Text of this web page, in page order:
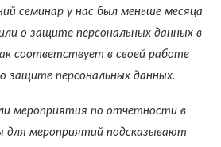
семинар у нас был меньше месяца
о защите персональных данных в
соответствует в своей работе
защите персональных данных.
мероприятия по отчетности в
мероприятий подсказывают